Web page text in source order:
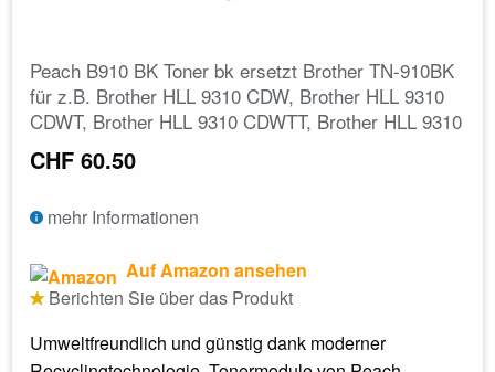
Peach B910 BK Toner bk ersetzt Brother TN-910BK
für z.B. Brother HLL 9310 CDW, Brother HLL 9310
CDWT, Brother HLL 9310 CDWTT, Brother HLL 9310
CHF 60.50
mehr Informationen
Auf Amazon ansehen
Berichten Sie über das Produkt
Umweltfreundlich und günstig dank moderner